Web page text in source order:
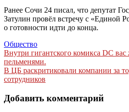
Ранее Сочи 24 писал, что депутат
Затулин провёл встречу с «Единой
о готовности идти до конца.
Общество
Навигация
по
записям
Внутри гигантского комикса DC вас
пельменями.
В ЦБ раскритиковали компании за
сотрудников
Добавить комментарий